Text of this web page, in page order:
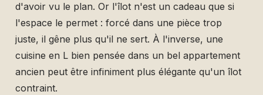
d'avoir vu le plan. Or l'îlot n'est un cadeau que si
l'espace le permet : forcé dans une pièce trop
juste, il gêne plus qu'il ne sert. À l'inverse, une
cuisine en L bien pensée dans un bel appartement
ancien peut être infiniment plus élégante qu'un îlot
contraint.